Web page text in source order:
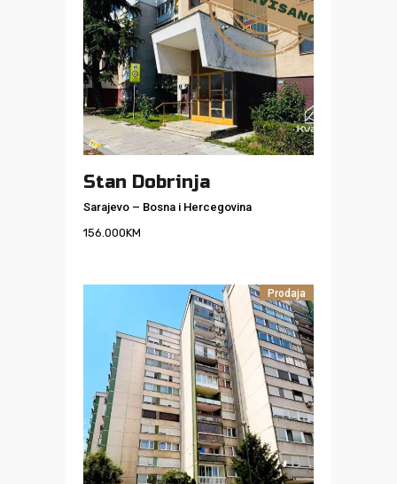
Stan Dobrinja
Sarajevo – Bosna i Hercegovina
156.000KM
Prodaja